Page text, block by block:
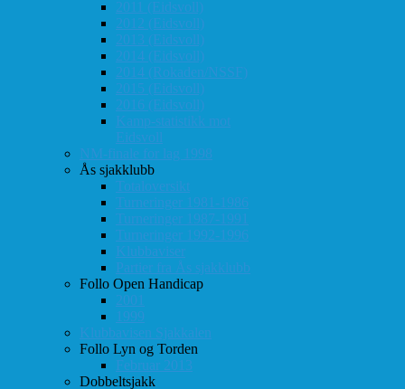
2011 (Eidsvoll)
2012 (Eidsvoll)
2013 (Eidsvoll)
2014 (Eidsvoll)
2014 (Rokaden/NSSF)
2015 (Eidsvoll)
2016 (Eidsvoll)
Kamp-statistikk mot
Eidsvoll
NM-finale for lag 1998
Ås sjakklubb
Totaloversikt
Turneringer 1981-1986
Turneringer 1987-1991
Turneringer 1992-1996
Klubbaviser
Partier fra Ås sjakklubb
Follo Open Handicap
2001
1999
Klubbavisen Sjakkalen
Follo Lyn og Torden
Februar 2013
Dobbeltsjakk